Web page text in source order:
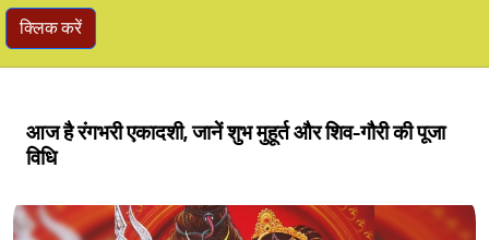
क्लिक करें
आज है रंगभरी एकादशी, जानें शुभ मुहूर्त और शिव-गौरी की पूजा
विधि